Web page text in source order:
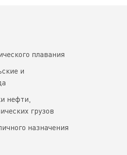
плавания
и
нефти,
грузов
назначения